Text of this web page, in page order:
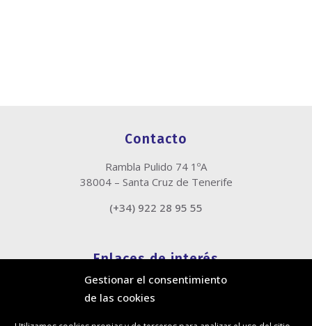
Gestionar el consentimiento
de las cookies
Contacto
Rambla Pulido 74 1ºA
38004 – Santa Cruz de Tenerife
(+34) 922 28 95 55
Enlaces de interés
Política de cookies
Política de privacidad